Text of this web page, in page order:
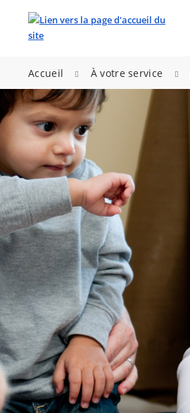
Accueil À votre service